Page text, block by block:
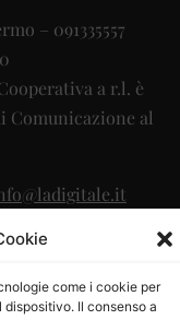
come i cookie per
Il consenso a
– 091335557
a r.l. è
Comunicazione al